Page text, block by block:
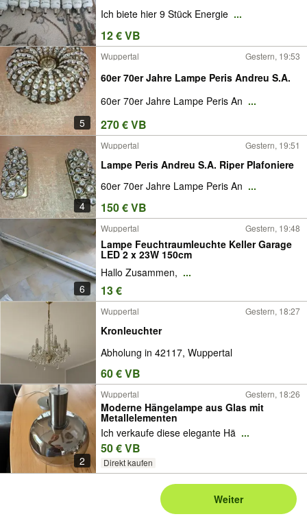
Ich biete hier 9 Stück Energie ...
12 € VB
5
Wuppertal Gestern, 19:53
60er 70er Jahre Lampe Peris Andreu S.A.
60er 70er Jahre Lampe Peris An ...
270 € VB
4
Wuppertal Gestern, 19:51
Lampe Peris Andreu S.A. Riper Plafoniere
60er 70er Jahre Lampe Peris An ...
150 € VB
6
Wuppertal Gestern, 19:48
Lampe Feuchtraumleuchte Keller Garage
LED 2 x 23W 150cm
Hallo Zusammen, ...
13 €
Wuppertal Gestern, 18:27
Kronleuchter
Abholung in 42117, Wuppertal
60 € VB
2
Wuppertal Gestern, 18:26
Moderne Hängelampe aus Glas mit
Metallelementen
Ich verkaufe diese elegante Hä ...
50 € VB
Direkt kaufen
Weiter